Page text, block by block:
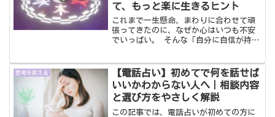
て、もっと楽に生きるヒント
これまで一生懸命、まわりに合わせて頑
張ってきたのに、なぜか心はいつも不安
でいっぱい。 そんな「自分に自信が持て
して自分の運勢を知ることでどう人生が
変わるのかを、初心者の方にもわかりや
すく丁寧に解説します。
思考を変える
【電話占い】初めてで何を話せば
いいかわからない人へ｜相談内容
と選び方をやさしく解説
この記事では、電話占いが初めての方に